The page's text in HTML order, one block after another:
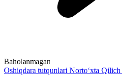
Baholanmagan
Oshiqdara tutqunlari Norto‘xta Qilich